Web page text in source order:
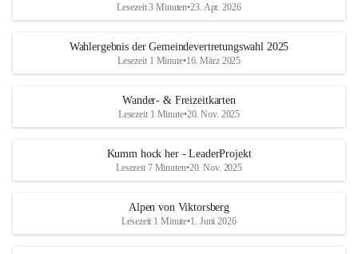
Lesezeit 3 Minuten•23. Apr. 2026
Wahlergebnis der Gemeindevertretungswahl 2025
Lesezeit 1 Minute•16. März 2025
Wander- & Freizeitkarten
Lesezeit 1 Minute•20. Nov. 2025
Kumm hock her - LeaderProjekt
Lesezeit 7 Minuten•20. Nov. 2025
Alpen von Viktorsberg
Lesezeit 1 Minute•1. Juni 2026